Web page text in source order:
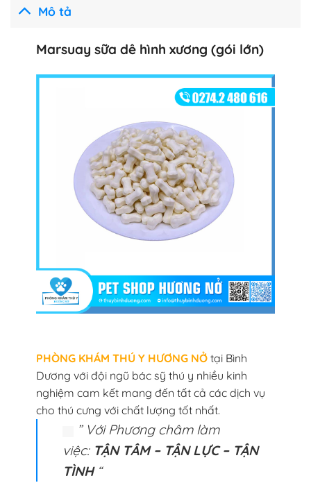
Mô tả
Marsuay sữa dê hình xương (gói lớn)
PHÒNG KHÁM THÚ Y HƯƠNG NỞtại Bình
Dương với đội ngũ bác sỹ thú y nhiều kinh
nghiệm cam kết mang đến tất cả các dịch vụ
cho thú cưng với chất lượng tốt nhất.
” Với Phương châm làm
việc: TẬN TÂM – TẬN LỰC – TẬN
TÌNH“